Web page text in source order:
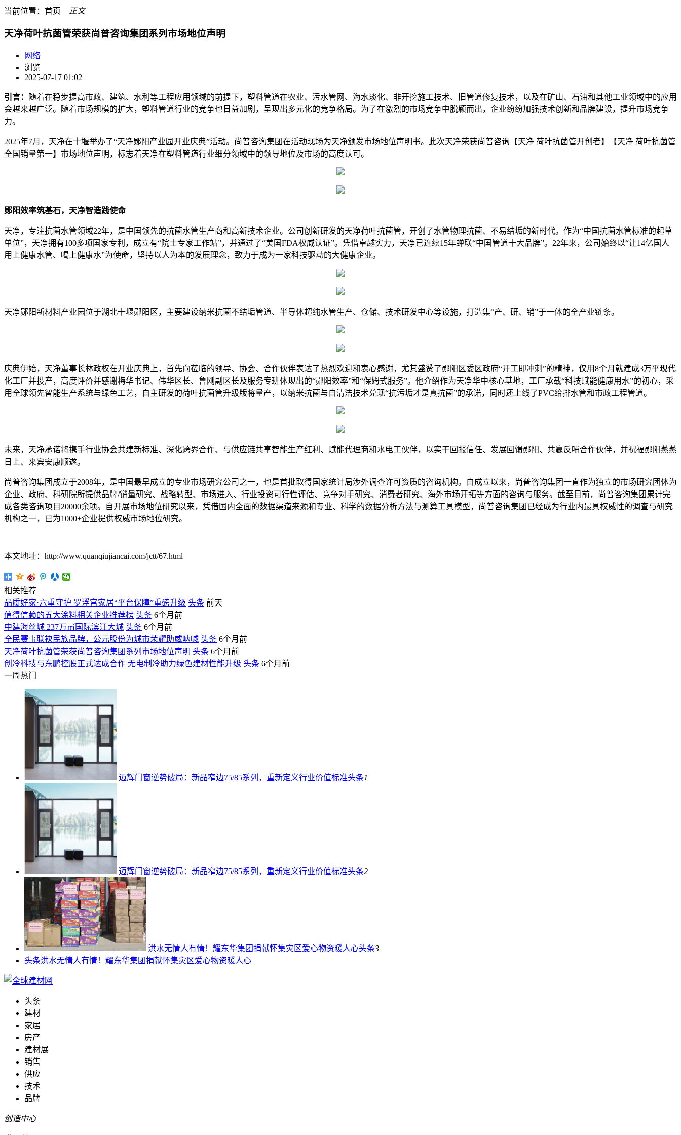
当前位置： 首页―正文
天净荷叶抗菌管荣获尚普咨询集团系列市场地位声明
网络
浏览
2025-07-17 01:02
引言：
随着在稳步提高市政、建筑、水利等工程应用领域的前提下，塑料管道在农业、污水管网、海水淡化、非开挖施工技术、旧管道修复技术，以及在矿山、石油和其他工业领域中的应用
会越来越广泛。随着市场规模的扩大，塑料管道行业的竞争也日益加剧，呈现出多元化的竞争格局。为了在激烈的市场竞争中脱颖而出，企业纷纷加强技术创新和品牌建设，提升市场竞争
力。
2025年7月，天净在十堰举办了“天净郧阳产业园开业庆典”活动。尚普咨询集团在活动现场为天净颁发市场地位声明书。此次天净荣获尚普咨询【天净 荷叶抗菌管开创者】【天净 荷叶抗菌管
全国销量第一】市场地位声明，标志着天净在塑料管道行业细分领域中的领导地位及市场的高度认可。
郧阳效率筑基石，天净智造践使命
天净，专注抗菌水管领域22年，是中国领先的抗菌水管生产商和高新技术企业。公司创新研发的天净荷叶抗菌管，开创了水管物理抗菌、不易结垢的新时代。作为“中国抗菌水管标准的起草
单位”，天净拥有100多项国家专利，成立有“院士专家工作站”，并通过了“美国FDA权威认证”。凭借卓越实力，天净已连续15年蝉联“中国管道十大品牌”。22年来，公司始终以“让14亿国人
用上健康水管、喝上健康水”为使命，坚持以人为本的发展理念，致力于成为一家科技驱动的大健康企业。
天净郧阳新材料产业园位于湖北十堰郧阳区，主要建设纳米抗菌不结垢管道、半导体超纯水管生产、仓储、技术研发中心等设施，打造集“产、研、销”于一体的全产业链条。
庆典伊始，天净董事长林政权在开业庆典上，首先向莅临的领导、协会、合作伙伴表达了热烈欢迎和衷心感谢，尤其盛赞了郧阳区委区政府“开工即冲刺”的精神，仅用8个月就建成3万平现代
化工厂并投产，高度评价并感谢梅华书记、伟华区长、鲁刚副区长及服务专班体现出的“郧阳效率”和“保姆式服务”。他介绍作为天净华中核心基地，工厂承载“科技赋能健康用水”的初心，采
用全球领先智能生产系统与绿色工艺，自主研发的荷叶抗菌管升级版将量产，以纳米抗菌与自清洁技术兑现“抗污垢才是真抗菌”的承诺，同时还上线了PVC给排水管和市政工程管道。
未来，天净承诺将携手行业协会共建新标准、深化跨界合作、与供应链共享智能生产红利、赋能代理商和水电工伙伴，以实干回报信任、发展回馈郧阳、共赢反哺合作伙伴，并祝福郧阳蒸蒸
日上、来宾安康顺遂。
尚普咨询集团成立于2008年，是中国最早成立的专业市场研究公司之一，也是首批取得国家统计局涉外调查许可资质的咨询机构。自成立以来，尚普咨询集团一直作为独立的市场研究团体为
企业、政府、科研院所提供品牌/销量研究、战略转型、市场进入、行业投资可行性评估、竞争对手研究、消费者研究、海外市场开拓等方面的咨询与服务。截至目前，尚普咨询集团累计完
成各类咨询项目20000余项。自开展市场地位研究以来，凭借国内全面的数据渠道来源和专业、科学的数据分析方法与测算工具模型，尚普咨询集团已经成为行业内最具权威性的调查与研究
机构之一，已为1000+企业提供权威市场地位研究。
本文地址：http://www.quanqiujiancai.com/jctt/67.html
相关推荐
品质好家·六重守护 罗浮宫家居“平台保障”重磅升级 头条 前天
值得信赖的五大涂料相关企业推荐榜 头条 6个月前
中建海丝城 237万㎡国际滨江大城 头条 6个月前
全民赛事联袂民族品牌，公元股份为城市荣耀助威呐喊 头条 6个月前
天净荷叶抗菌管荣获尚普咨询集团系列市场地位声明 头条 6个月前
创冷科技与东鹏控股正式达成合作 无电制冷助力绿色建材性能升级 头条 6个月前
一周热门
迈辉门窗逆势破局：新品窄边75/85系列，重新定义行业价值标准头条1
迈辉门窗逆势破局：新品窄边75/85系列，重新定义行业价值标准头条2
洪水无情人有情！耀东华集团捐献怀集灾区爱心物资暖人心头条3
头条洪水无情人有情！耀东华集团捐献怀集灾区爱心物资暖人心
头条
建材
家居
房产
建材展
销售
供应
技术
品牌
创造中心